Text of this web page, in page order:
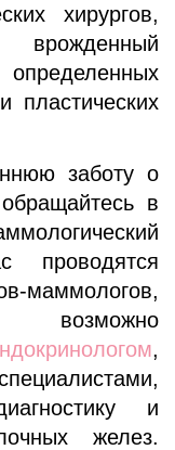
хирургов,
определенных
заботу о
в
маммологов,
,
и
желез.